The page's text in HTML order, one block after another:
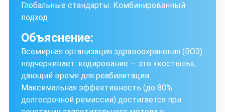
Глобальные стандарты: Комбинированный
подход
Объяснение:
Всемирная организация здравоохранения (ВОЗ)
подчеркивает: кодирование — это «костыль»,
дающий время для реабилитации.
Максимальная эффективность (до 80%
долгосрочной ремиссии) достигается при